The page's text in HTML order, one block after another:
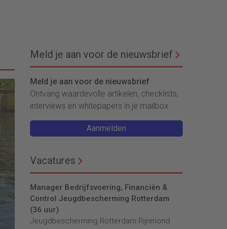
Meld je aan voor de nieuwsbrief
Meld je aan voor de nieuwsbrief
Ontvang waardevolle artikelen, checklists,
interviews en whitepapers in je mailbox.
Aanmelden
Vacatures
Manager Bedrijfsvoering, Financiën &
Control Jeugdbescherming Rotterdam
(36 uur)
Jeugdbescherming Rotterdam Rijnmond